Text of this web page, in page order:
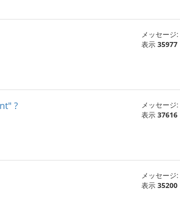
メッセージ:
表示 35977
? メッセージ:
表示 37616
メッセージ:
表示 35200